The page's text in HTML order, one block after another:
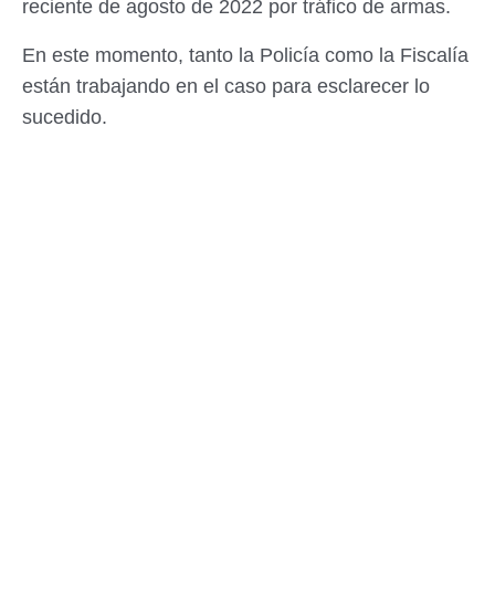
reciente de agosto de 2022 por tráfico de armas.
En este momento, tanto la Policía como la Fiscalía
están trabajando en el caso para esclarecer lo
sucedido.